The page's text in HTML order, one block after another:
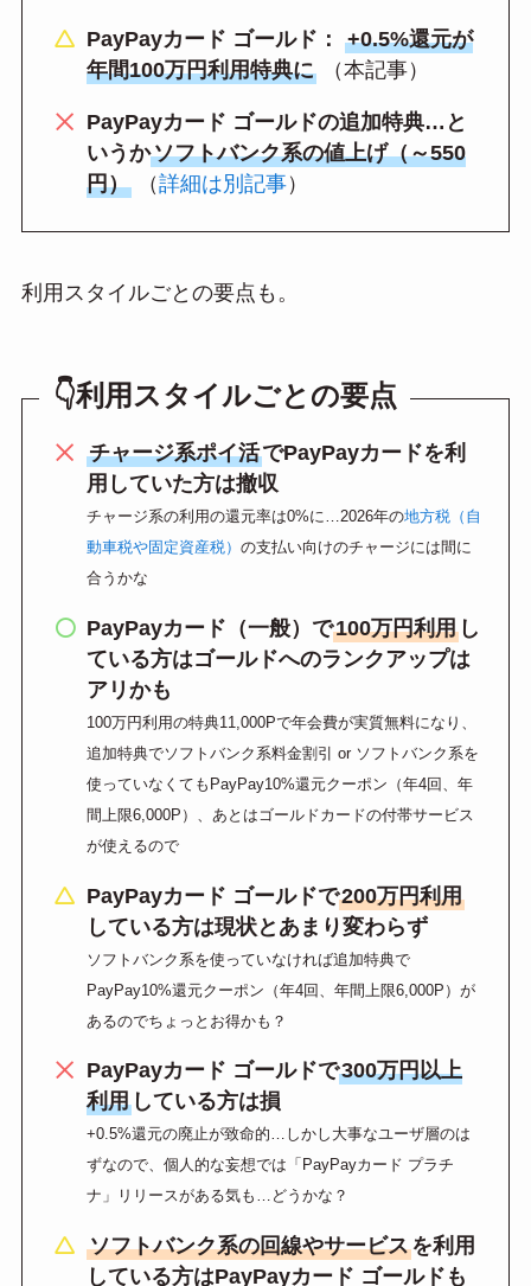
PayPayカード ゴールド： +0.5%還元が
年間100万円利用特典に（本記事）
PayPayカード ゴールドの追加特典…と
いうかソフトバンク系の値上げ（～550
円）（詳細は別記事）
利用スタイルごとの要点も。
👇利用スタイルごとの要点
チャージ系ポイ活でPayPayカードを利
用していた方は撤収
チャージ系の利用の還元率は0%に…2026年の地方税（自
動車税や固定資産税） の支払い向けのチャージには間に
合うかな
PayPayカード（一般）で100万円利用し
ている方はゴールドへのランクアップは
アリかも
100万円利用の特典11,000Pで年会費が実質無料になり、
追加特典でソフトバンク系料金割引 or ソフトバンク系を
使っていなくてもPayPay10%還元クーポン（年4回、年
間上限6,000P）、あとはゴールドカードの付帯サービス
が使えるので
PayPayカード ゴールドで200万円利用
している方は現状とあまり変わらず
ソフトバンク系を使っていなければ追加特典で
PayPay10%還元クーポン（年4回、年間上限6,000P）が
あるのでちょっとお得かも？
PayPayカード ゴールドで300万円以上
利用している方は損
+0.5%還元の廃止が致命的…しかし大事なユーザ層のは
ずなので、個人的な妄想では「PayPayカード プラチ
ナ」リリースがある気も…どうかな？
ソフトバンク系の回線やサービスを利用
している方はPayPayカード ゴールドも